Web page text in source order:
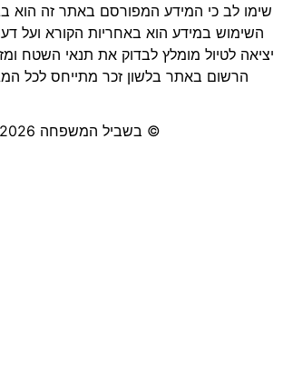
שימו לב כי המידע המפורסם באתר זה הוא
השימוש במידע הוא באחריות הקורא ועל
יציאה לטיול מומלץ לבדוק את תנאי השטח
הרשום באתר בלשון זכר מתייחס לכל
© בשביל המשפחה 2026